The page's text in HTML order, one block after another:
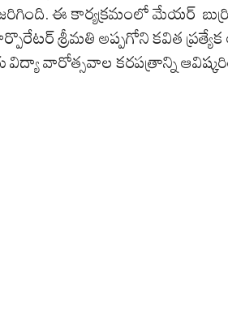
ఈ కార్యక్రమంలో మేయర్ బుర్రి
శ్రీమతి అప్పగోని కవిత
విద్యా వారోత్సవాల కరపత్రాన్ని